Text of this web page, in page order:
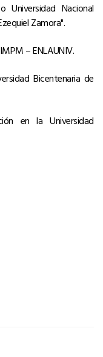
Nacional
Zamora".
– ENLAUNIV.
Bicentenaria de
en la Universidad